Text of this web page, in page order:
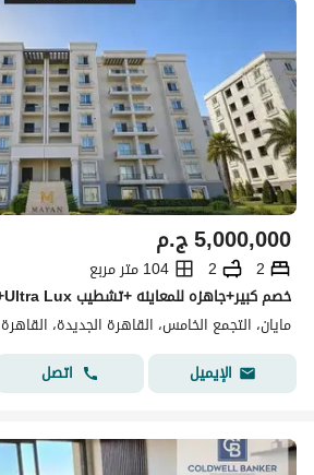
ج.م5,000,000
2
2
104 متر مربع
مايان، التجمع الخامس، القاهرة الجديدة، القاهرة
الإيميل
اتصل